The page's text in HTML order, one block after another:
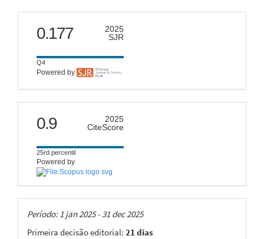
Danilo Fernandes de Medeiros, Giuliano Sant’Anna Marotta,
Carlos Alberto Moreno Chaves, George Sand Leão Araújo de
Orthometric, normal and geoid heights in the context of
the Brazilian altimetric network.
Geodésicas, 28(1).
10.1590/s1982-21702022000100003
scimago
0.177
2025
SJR
Q4
Powered by
citescore
0.9
2025
CiteScore
25rd percentil
Powered by
Taxas
Período: 1 jan 2025 - 31 dec 2025
Primeira decisão editorial: 21 dias